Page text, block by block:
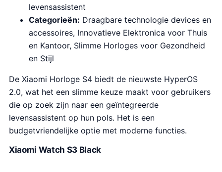
levensassistent
Categorieën: Draagbare technologie devices en
accessoires, Innovatieve Elektronica voor Thuis
en Kantoor, Slimme Horloges voor Gezondheid
en Stijl
De Xiaomi Horloge S4 biedt de nieuwste HyperOS
2.0, wat het een slimme keuze maakt voor gebruikers
die op zoek zijn naar een geïntegreerde
levensassistent op hun pols. Het is een
budgetvriendelijke optie met moderne functies.
Xiaomi Watch S3 Black